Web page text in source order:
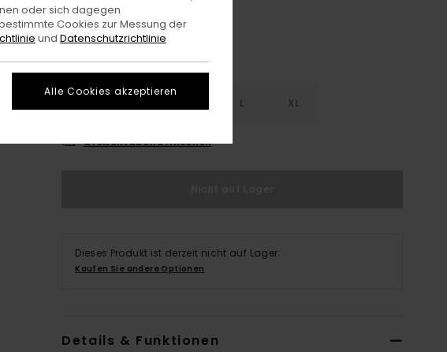
L XL
Größentabelle Ansehen
Dieses Produkt ist derzeit nicht auf Lager.
Kaufen Sie andere Optionen
Details & Funktionen
oder sich dagegen
Cookies zur Messung der
und Datenschutzrichtlinie
Alle Cookies akzeptieren